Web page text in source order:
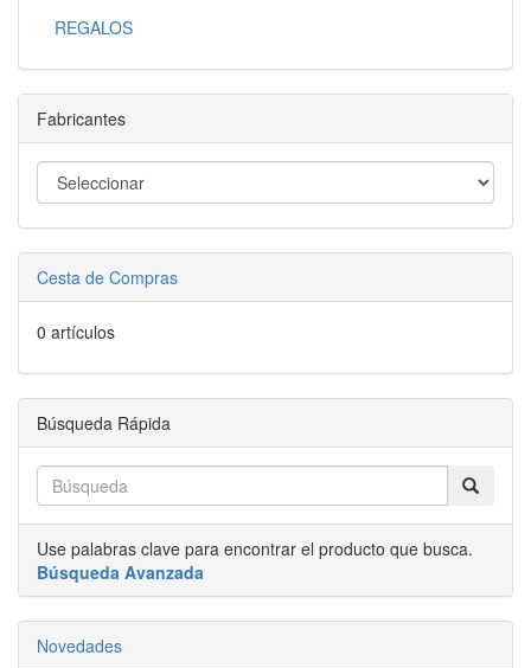
REGALOS
Fabricantes
Cesta de Compras
0 artículos
Búsqueda Rápida
Use palabras clave para encontrar el producto que busca.
Búsqueda Avanzada
Novedades